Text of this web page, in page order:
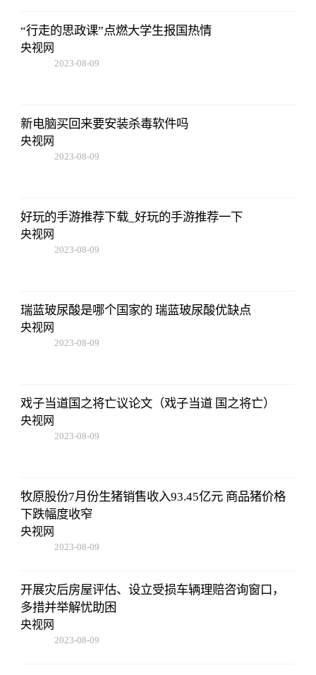
“行走的思政课”点燃大学生报国热情
央视网
2023-08-09
新电脑买回来要安装杀毒软件吗
央视网
2023-08-09
好玩的手游推荐下载_好玩的手游推荐一下
央视网
2023-08-09
瑞蓝玻尿酸是哪个国家的 瑞蓝玻尿酸优缺点
央视网
2023-08-09
戏子当道国之将亡议论文（戏子当道 国之将亡）
央视网
2023-08-09
牧原股份7月份生猪销售收入93.45亿元 商品猪价格
下跌幅度收窄
央视网
2023-08-09
开展灾后房屋评估、设立受损车辆理赔咨询窗口，
多措并举解忧助困
央视网
2023-08-09